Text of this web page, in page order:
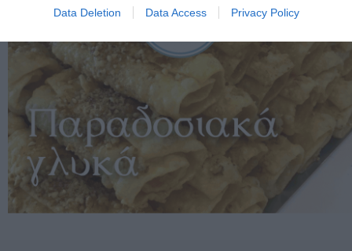
Data Deletion Data Access Privacy Policy